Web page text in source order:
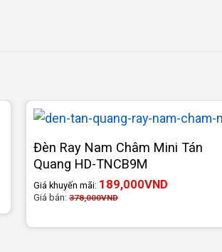
Đèn Ray Nam Châm Mini Tán
Quang HD-TNCB9M
Giá khuyến mãi: 189,000VND
Giá bán:378,000VND